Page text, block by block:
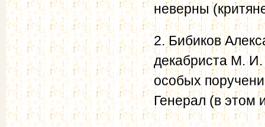
неверны
2. Бибиков
декабриста М.
особых
Генерал (в